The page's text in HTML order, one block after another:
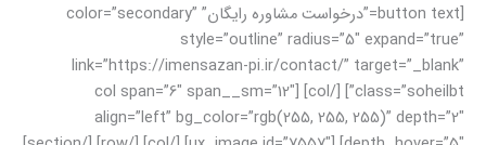
[button text=”درخواست مشاوره رایگان” color=”secondary”
style=”outline” radius=”5″ expand=”true”
link=”https://imensazan-pi.ir/contact/” target=”_blank”
class=”soheilbt”] [/col] [col span=”6″ span__sm=”12″
align=”left” bg_color=”rgb(255, 255, 255)” depth=”2″